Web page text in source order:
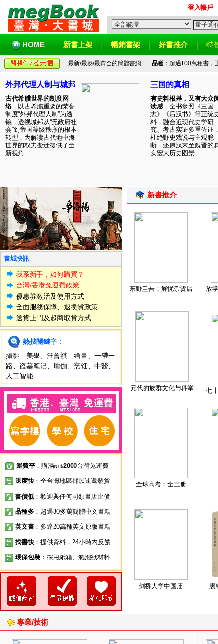
登入帳戶
HOME 新書上架 暢銷書架 好書推介 特
最新/最熱/最齊全的簡體書網 品種：超過100萬種書，
外邦代理人制与城邦
古代希腊世界的制度网
络 ，以古希腊重要的荣誉
制度“外邦代理人制”为透
镜，透视城邦从“无政府社
会”到帝国等级秩序的根本
转型，为解读古代地中海
世界的权力变迁提供了全
新视角...
三国的真相
有史料根基，又有大众
读感 ，全书参照《三国
志》《后汉书》等正统
料，融合近现代史学研
究、考古实证多重佐证
杜绝野史戏说与主观臆
断，还原汉末至魏晋的
实宏大历史图景...
書城快訊
我系新手，如何購買？
台灣/香港免運費政策
優惠券激活及使用方式
全面服務保障、退換貨政策
送貨上門及超商取貨方式
熱搜關鍵字 ：
攝影
美學 汪曾祺 繪畫
一帶一
路
盗墓笔记 瑜伽 烹饪 中醫
人工智能
運費平 ：購滿NT$2000台灣免運費
速度快 ：全台灣地區都以速遞發貨
書價低 ：歡迎與任何同類書店比價
品種多 ：超過80多萬簡體中文書籍
英文書 ：多達20萬種英文原版書籍
找書快 ：提供資料，24小時內反饋
環保包裝 ：採用紙箱、氣泡紙材料
新書推介
东野圭吾：解忧杂货店 放
元代的族群文化与科举 七
全球高考：全三册
剑桥大学中国庙 裘
專業/技術